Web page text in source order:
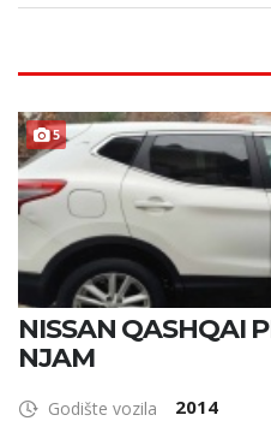
5
NISSAN QASHQAI
NJAM
Godište vozila 2014